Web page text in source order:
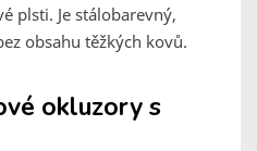
plsti. Je stálobarevný,
obsahu těžkých kovů.
okluzory s